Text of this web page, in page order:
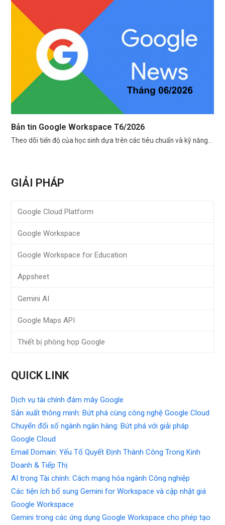
Bản tin Google Workspace T6/2026
Theo dõi tiến độ của học sinh dựa trên các tiêu chuẩn và kỹ năng…
GIẢI PHÁP
Google Cloud Platform
Google Workspace
Google Workspace for Education
Appsheet
Gemini AI
Google Maps API
Thiết bị phòng họp Google
QUICK LINK
Dịch vụ tài chính đám mây Google
Sản xuất thông minh: Bứt phá cùng công nghệ Google Cloud
Chuyển đổi số ngành ngân hàng: Bứt phá với giải pháp
Google Cloud
Email Domain: Yếu Tố Quyết Định Thành Công Trong Kinh
Doanh & Tiếp Thị
AI trong Tài chính: Cách mạng hóa ngành Công nghiệp
Các tiện ích bổ sung Gemini for Workspace và cập nhật giá
Google Workspace
Gemini trong các ứng dụng Google Workspace cho phép tạo